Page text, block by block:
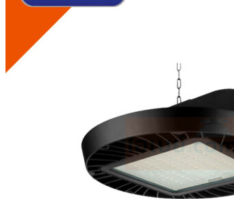
โคมไฮเบย์ LED 250W
หลอดไฟ ไฮวัตต์ ไฮเบย์